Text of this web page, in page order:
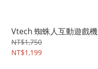
Vtech 蜘蛛人互動遊戲機
NT$1,750
NT$1,199